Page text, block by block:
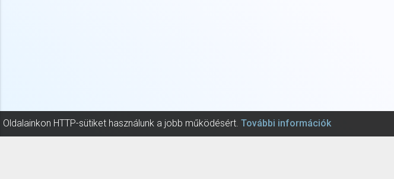
Oldalainkon HTTP-sütiket használunk a jobb működésért. További információk